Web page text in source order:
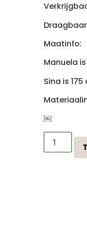
Maatinfo:
Manuela
Sina is
￼